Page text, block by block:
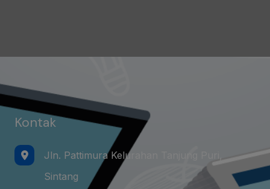
Kontak
Jln. Pattimura Kelurahan Tanjung Puri,
Sintang